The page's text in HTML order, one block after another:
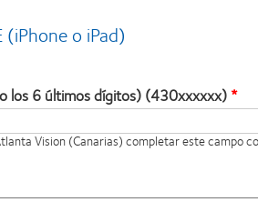
(iPhone o iPad)
los 6 últimos dígitos) (430xxxxxx)
Vision (Canarias) completar este campo